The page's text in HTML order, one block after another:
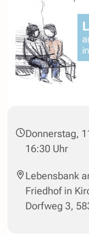
Donnerstag,
16:30 Uhr
Lebensbank
Friedhof in
Dorfweg 3,